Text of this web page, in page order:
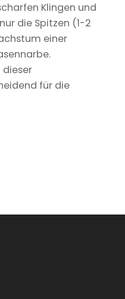
Klingen und
die Spitzen (1-2
einer
dieser
für die